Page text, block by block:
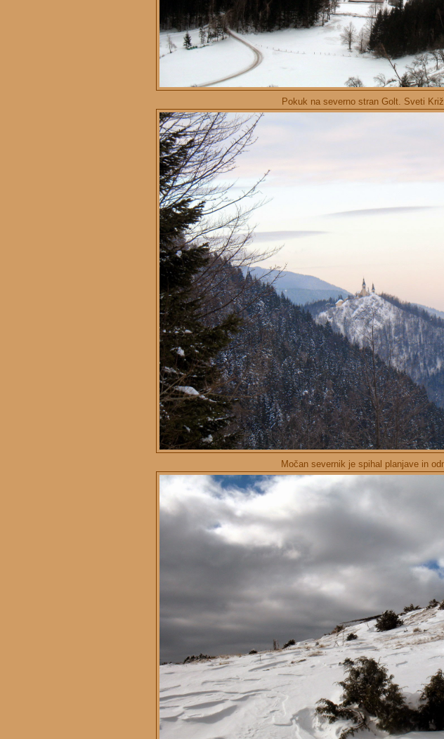
Pokuk na severno stran Golt. Sveti
Močan severnik je spihal planjave in